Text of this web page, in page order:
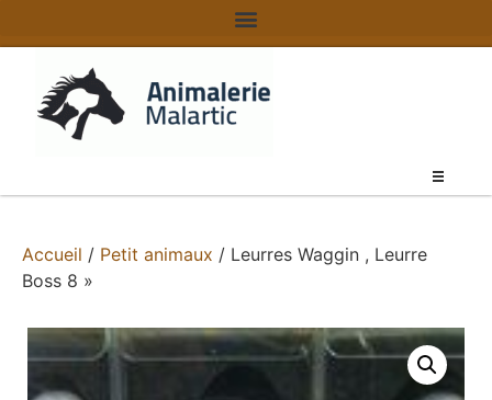
Accueil / Petit animaux / Leurres Waggin , Leurre
Boss 8 »